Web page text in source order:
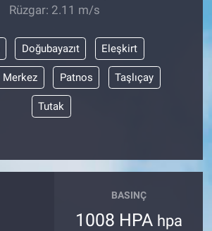
Rüzgar: 2.11 m/s
Doğubayazıt Eleşkirt
Merkez Patnos Taşlıçay
Tutak
BASINÇ
1008 HPA hpa